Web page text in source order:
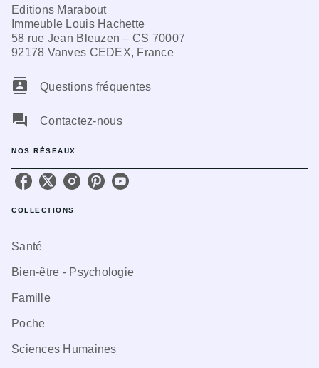
Editions Marabout
Immeuble Louis Hachette
58 rue Jean Bleuzen – CS 70007
92178 Vanves CEDEX, France
contacts Questions fréquentes
question_answer Contactez-nous
NOS RÉSEAUX
COLLECTIONS
Santé
Bien-être - Psychologie
Famille
Poche
Sciences Humaines